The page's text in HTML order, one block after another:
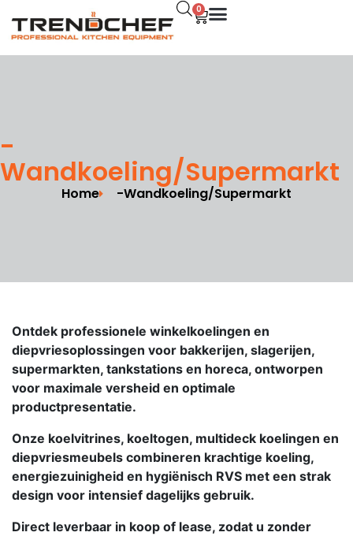
0
-
Wandkoeling/Supermarkt
Home -Wandkoeling/Supermarkt
Ontdek professionele winkelkoelingen en
diepvriesoplossingen voor bakkerijen, slagerijen,
supermarkten, tankstations en horeca, ontworpen
voor maximale versheid en optimale
productpresentatie.
Onze koelvitrines, koeltogen, multideck koelingen en
diepvriesmeubels combineren krachtige koeling,
energiezuinigheid en hygiënisch RVS met een strak
design voor intensief dagelijks gebruik.
Direct leverbaar in koop of lease, zodat u zonder